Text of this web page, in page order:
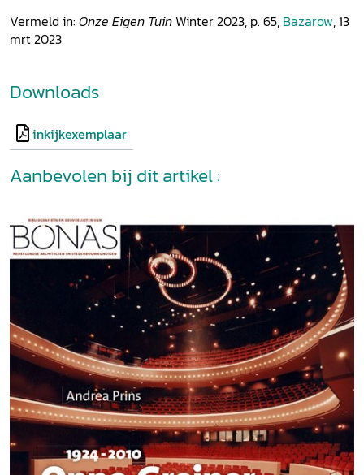
Vermeld in: Onze Eigen TuinWinter 2023, p. 65, Bazarow, 13
mrt 2023
Downloads
inkijkexemplaar
Aanbevolen bij dit artikel :